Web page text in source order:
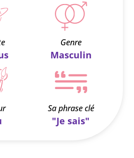
Genre
Masculin
Sa phrase clé
"Je sais"